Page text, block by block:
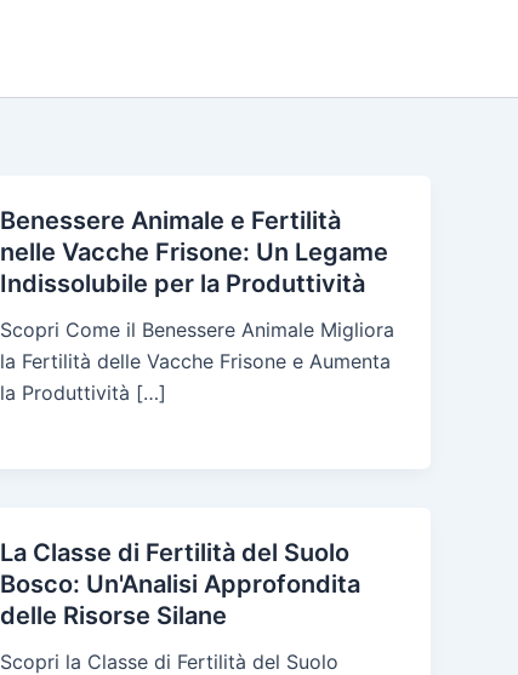
Benessere Animale e Fertilità
nelle Vacche Frisone: Un Legame
Indissolubile per la Produttività
Scopri Come il Benessere Animale Migliora
la Fertilità delle Vacche Frisone e Aumenta
la Produttività […]
La Classe di Fertilità del Suolo
Bosco: Un'Analisi Approfondita
delle Risorse Silane
Scopri la Classe di Fertilità del Suolo